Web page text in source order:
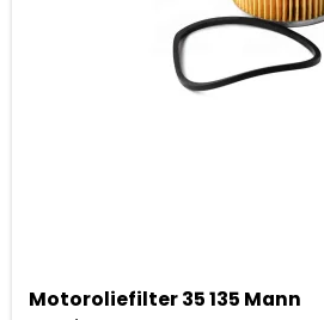
Motoroliefilter 35 135 Mann